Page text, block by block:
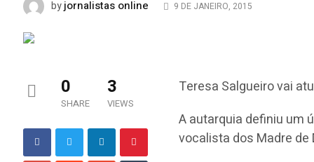
byjornalistas online 9 DE JANEIRO, 2015
0
SHARE
3
VIEWS
Teresa Salgueiro vai
A autarquia definiu um
vocalista dos Madre de